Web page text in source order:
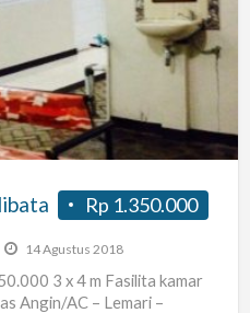
Rp 1.350.000
14 Agustus 2018
3 x 4 m Fasilita kamar
Angin/AC – Lemari –